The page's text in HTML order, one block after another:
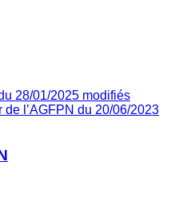
28/01/2025 modifiés
l’AGFPN du 20/06/2023